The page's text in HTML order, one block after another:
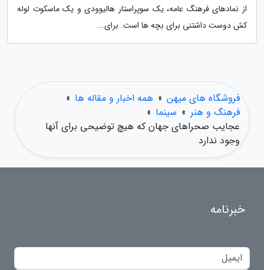
از نمادهای فرهنگ عامه، یک سوپراستار هالیوودی و یک ماسکوت لوله
کش دوست داشتنی برای بچه ها است. برای...
فروشگاه های میهن » همه اخبار و مقاله ها »
فرهنگ و هنر » سینما »
عجایب صحراهای جهان که هیچ توضیحی برای آنها
وجود ندارد
خبرنامه